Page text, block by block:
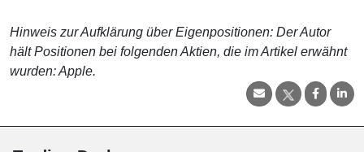
Hinweis zur Aufklärung über Eigenpositionen: Der Autor
hält Positionen bei folgenden Aktien, die im Artikel erwähnt
wurden: Apple.